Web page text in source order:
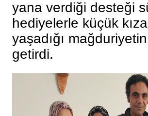
yana verdiği desteği
hediyelerle küçük
yaşadığı
getirdi.